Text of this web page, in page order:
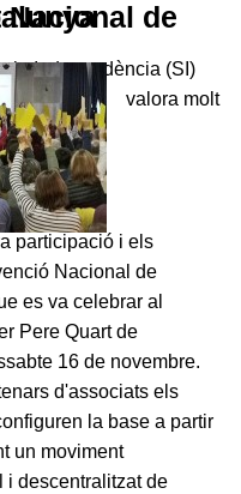
Catalunya
la Independència (SI)
valora molt
participació i els
Nacional de
es va celebrar al
Pere Quart de
16 de novembre.
d'associats els
la base a partir
un moviment
i descentralitzat de